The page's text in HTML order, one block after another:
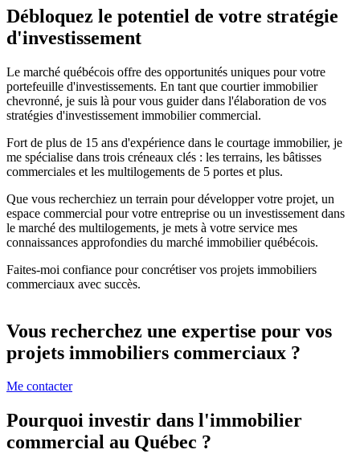
Débloquez le potentiel de votre stratégie
d'investissement
Le marché québécois offre des opportunités uniques pour votre
portefeuille d'investissements. En tant que courtier immobilier
chevronné, je suis là pour vous guider dans l'élaboration de vos
stratégies d'investissement immobilier commercial.
Fort de plus de 15 ans d'expérience dans le courtage immobilier, je
me spécialise dans trois créneaux clés : les terrains, les bâtisses
commerciales et les multilogements de 5 portes et plus.
Que vous recherchiez un terrain pour développer votre projet, un
espace commercial pour votre entreprise ou un investissement dans
le marché des multilogements, je mets à votre service mes
connaissances approfondies du marché immobilier québécois.
Faites-moi confiance pour concrétiser vos projets immobiliers
commerciaux avec succès.
Vous recherchez une expertise pour vos
projets immobiliers commerciaux ?
Me contacter
Pourquoi investir dans l'immobilier
commercial au Québec ?